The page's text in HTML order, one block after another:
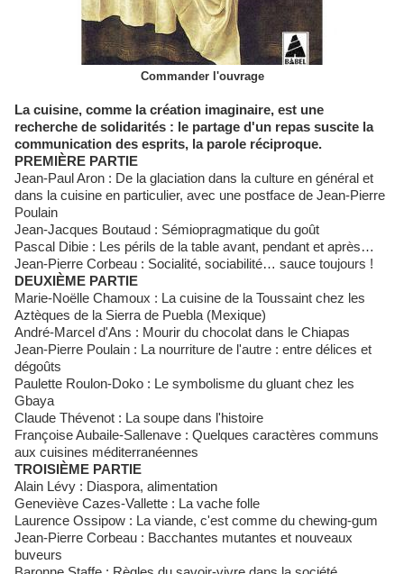
Commander l'ouvrage
La cuisine, comme la création imaginaire, est une
recherche de solidarités : le partage d'un repas suscite la
communication des esprits, la parole réciproque.
PREMIÈRE PARTIE
Jean-Paul Aron : De la glaciation dans la culture en général et
dans la cuisine en particulier, avec une postface de Jean-Pierre
Poulain
Jean-Jacques Boutaud : Sémiopragmatique du goût
Pascal Dibie : Les périls de la table avant, pendant et après…
Jean-Pierre Corbeau : Socialité, sociabilité… sauce toujours !
DEUXIÈME PARTIE
Marie-Noëlle Chamoux : La cuisine de la Toussaint chez les
Aztèques de la Sierra de Puebla (Mexique)
André-Marcel d'Ans : Mourir du chocolat dans le Chiapas
Jean-Pierre Poulain : La nourriture de l'autre : entre délices et
dégoûts
Paulette Roulon-Doko : Le symbolisme du gluant chez les
Gbaya
Claude Thévenot : La soupe dans l'histoire
Françoise Aubaile-Sallenave : Quelques caractères communs
aux cuisines méditerranéennes
TROISIÈME PARTIE
Alain Lévy : Diaspora, alimentation
Geneviève Cazes-Vallette : La vache folle
Laurence Ossipow : La viande, c'est comme du chewing-gum
Jean-Pierre Corbeau : Bacchantes mutantes et nouveaux
buveurs